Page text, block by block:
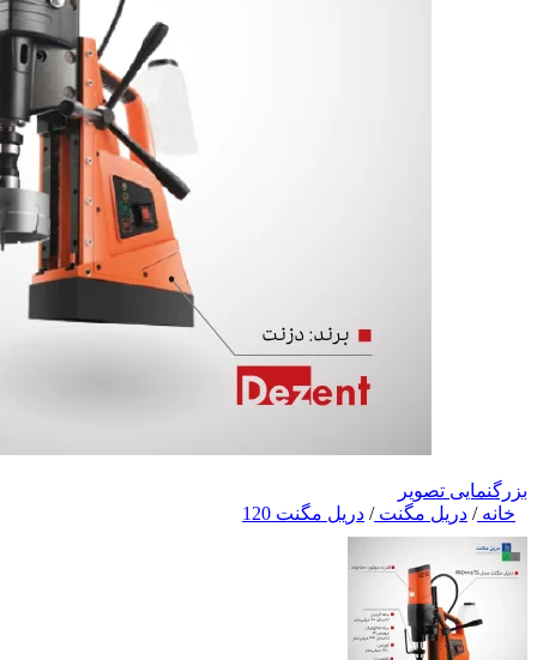
بزرگنمایی تصویر
خانه/ دریل مگنت/ دریل مگنت 120